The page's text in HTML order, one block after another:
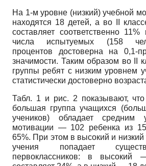
На 1-м уровне (низкий) учебной
находятся 18 детей, а во II
составляет соответственно
числа испытуемых (158
процентов достоверна на 0,1-
значимости. Таким образом во II
группы ребят с низким уровнем
статистически достоверно
Табл. 1 и рис. 2 показывают,
большая группа учащихся
учеников) обладает средним
мотивации — 102 ребенка из
65%. При этом в высокий и
учения попадает
первоклассников: в